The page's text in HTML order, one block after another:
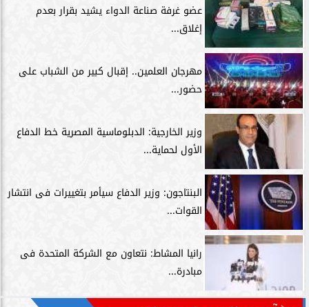
عضو غرفة صناعة الدواء يشيد بقرار بعدم
إغلاق...
مهرجان العلمين.. إقبال كبير من الشباب على
حضور...
وزير الخارجية: الدبلوماسية المصرية خط الدفاع
الأول لحماية...
البنتاجون: وزير الدفاع سيأمر بتغييرات فى انتشار
القوات...
رانيا المشاط: نتعاون مع الشركة المتحدة فى
مبادرة...